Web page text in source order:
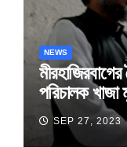
NEWS
পরিচালক খাজা
SEP 27, 2023